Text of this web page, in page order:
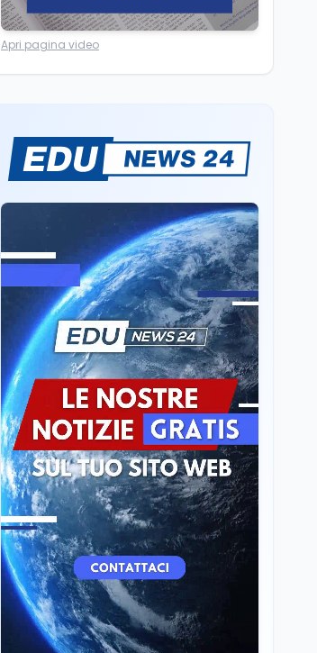
Ricerca6 ago
Un secolo di Warburg: il
Il rivelatore che 'vede' i
reattori spenti
Scuola6 ago
Posizioni economiche
ATA: la matematica
degli arretrati fino a
4.150 euro
Cultura6 ago
Spesa culturale in
Lombardia da record,
ma la voragine Nord-
Sud triplica
Cultura 6 ago
Francesco Guccini si è
spento a Pàvana: addio
al Maestrone
Apri pagina video